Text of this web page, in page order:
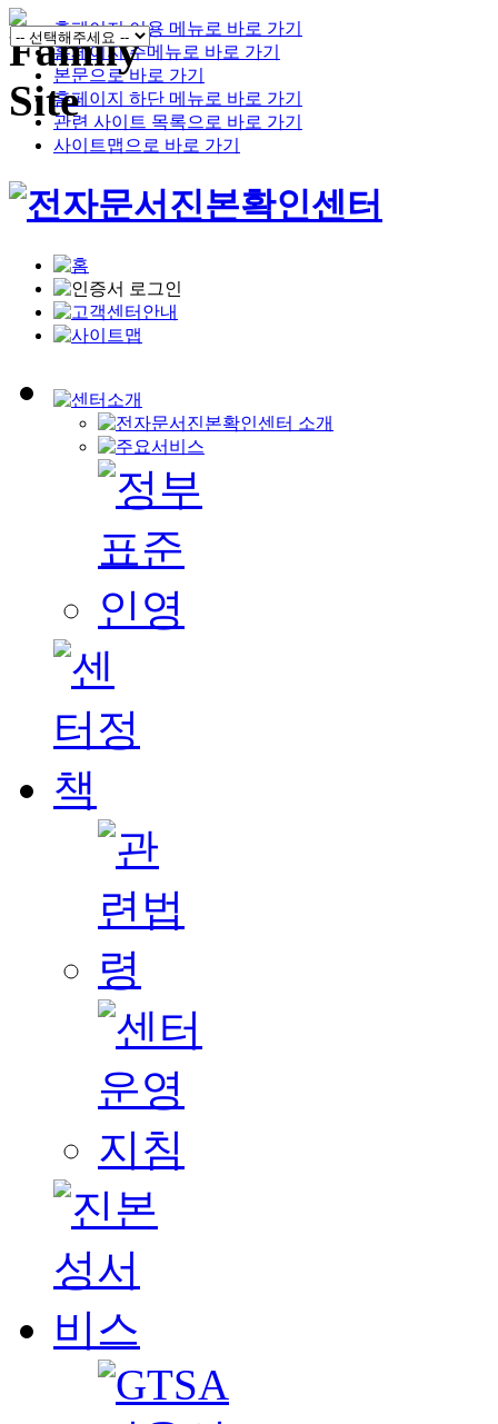
홈페이지 이용 메뉴로 바로 가기
홈페이지 주메뉴로 바로 가기
본문으로 바로 가기
홈페이지 하단 메뉴로 바로 가기
관련 사이트 목록으로 바로 가기
사이트맵으로 바로 가기